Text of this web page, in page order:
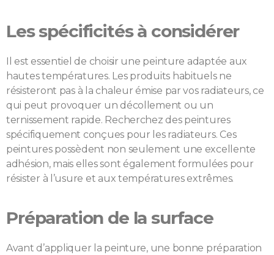
Les spécificités à considérer
Il est essentiel de choisir une peinture adaptée aux
hautes températures. Les produits habituels ne
résisteront pas à la chaleur émise par vos radiateurs, ce
qui peut provoquer un décollement ou un
ternissement rapide. Recherchez des peintures
spécifiquement conçues pour les radiateurs. Ces
peintures possèdent non seulement une excellente
adhésion, mais elles sont également formulées pour
résister à l’usure et aux températures extrêmes.
Préparation de la surface
Avant d’appliquer la peinture, une bonne préparation